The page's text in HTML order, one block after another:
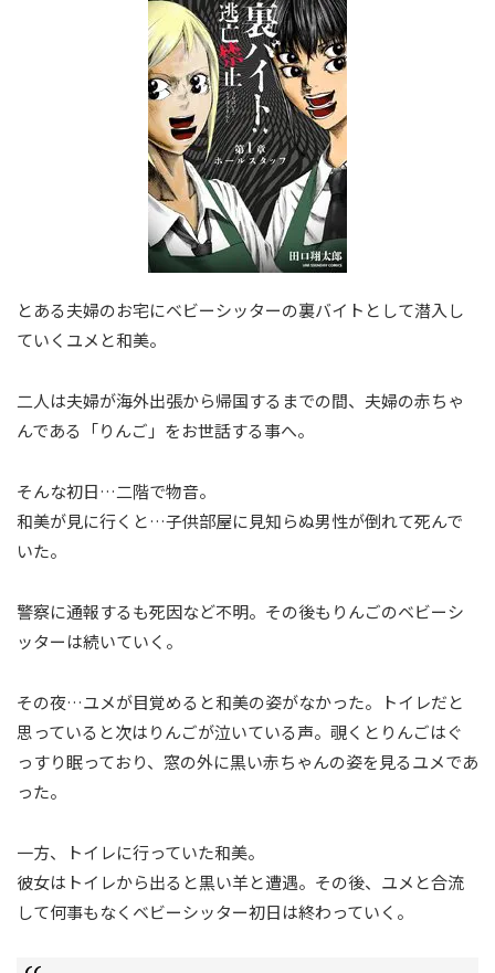
とある夫婦のお宅にベビーシッターの裏バイトとして潜入し
ていくユメと和美。
二人は夫婦が海外出張から帰国するまでの間、夫婦の赤ちゃ
んである「りんご」をお世話する事へ。
そんな初日…二階で物音。
和美が見に行くと…子供部屋に見知らぬ男性が倒れて死んで
いた。
警察に通報するも死因など不明。その後もりんごのベビーシ
ッターは続いていく。
その夜…ユメが目覚めると和美の姿がなかった。トイレだと
思っていると次はりんごが泣いている声。覗くとりんごはぐ
っすり眠っており、窓の外に黒い赤ちゃんの姿を見るユメであ
った。
一方、トイレに行っていた和美。
彼女はトイレから出ると黒い羊と遭遇。その後、ユメと合流
して何事もなくベビーシッター初日は終わっていく。